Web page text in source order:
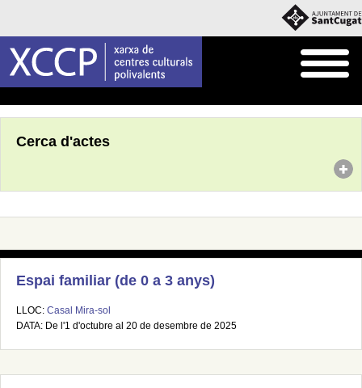
Cerca d'actes
Espai familiar (de 0 a 3 anys)
LLOC: Casal Mira-sol
DATA: De l'1 d'octubre al 20 de desembre de 2025